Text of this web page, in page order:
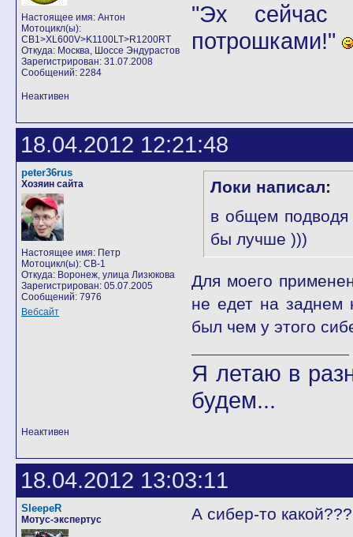
Настоящее имя: Антон
Мотоцикл(ы):
CB1>XL600V>K1100LT>R1200RT
Откуда: Москва, Шоссе Эндурастов
Зарегистрирован: 31.07.2008
Сообщений: 2284
"Эх сейчас
потрошками!"
Неактивен
18.04.2012 12:21:48
peter36rus
Хозяин сайта
Настоящее имя: Петр
Мотоцикл(ы): CB-1
Откуда: Воронеж, улица Лизюкова
Зарегистрирован: 05.07.2005
Сообщений: 7976
Вебсайт
Локи написал:
в общем подводя
бы лучше )))
Для моего
не едет на заднем
был чем у этого
Я летаю в
будем...
Неактивен
18.04.2012 13:03:11
SleepeR
Мотус-экспертус А сибер-то какой???